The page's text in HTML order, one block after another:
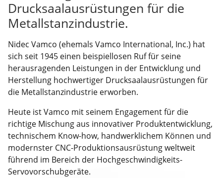
Drucksaalausrüstungen für die
Metallstanzindustrie.
Nidec Vamco (ehemals Vamco International, Inc.) hat
sich seit 1945 einen beispiellosen Ruf für seine
herausragenden Leistungen in der Entwicklung und
Herstellung hochwertiger Drucksaalausrüstungen für
die Metallstanzindustrie erworben.
Heute ist Vamco mit seinem Engagement für die
richtige Mischung aus innovativer Produktentwicklung,
technischem Know-how, handwerklichem Können und
modernster CNC-Produktionsausrüstung weltweit
führend im Bereich der Hochgeschwindigkeits-
Servovorschubgeräte.